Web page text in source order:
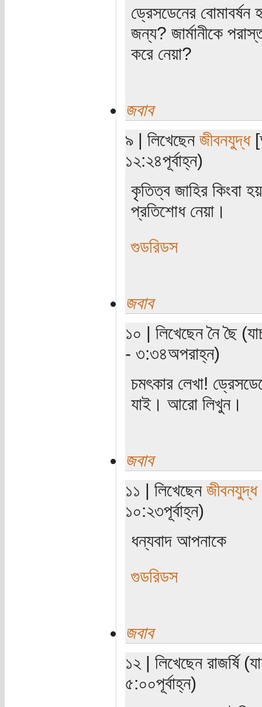
ড্রেসডেনের বোমাবর্ষন
জন্য? জার্মানীকে
করে নেয়া?
জবাব
৯ | লিখেছেন জীবনযুদ্ধ
১২:২৪পূর্বাহ্ন)
কৃতিত্ব জাহির কিংবা
প্রতিশোধ নেয়া।
গুডরিডস
জবাব
১০ | লিখেছেন নৈ ছৈ
- ৩:৩৪অপরাহ্ন)
চমৎকার লেখা!
যাই। আরো লিখুন।
জবাব
১১ | লিখেছেন জীবনযুদ্ধ
১০:২৩পূর্বাহ্ন)
ধন্যবাদ আপনাকে
গুডরিডস
জবাব
১২ | লিখেছেন রাজর্ষি
৫:০০পূর্বাহ্ন)